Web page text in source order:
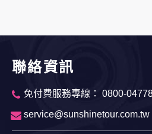
個人的資料，其範圍如下：
您所提供的姓名、電子郵件地址、聯
於一般瀏覽時，伺服器會自行記錄
錄等，做為我們增進網站服務的參考
為提供精確的服務，我們會將收集
分析，分析結果之統計數據或說明
聯絡資訊
免付費服務專線： 0800-
service@sunshinetour.com.tw